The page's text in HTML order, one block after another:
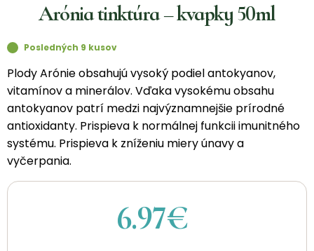
Arónia tinktúra – kvapky 50ml
Posledných 9 kusov
Plody Arónie obsahujú vysoký podiel antokyanov,
vitamínov a minerálov. Vďaka vysokému obsahu
antokyanov patrí medzi najvýznamnejšie prírodné
antioxidanty. Prispieva k normálnej funkcii imunitného
systému. Prispieva k zníženiu miery únavy a
vyčerpania.
6.97€